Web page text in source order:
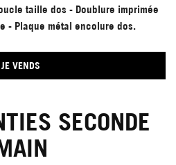
taille dos - Doublure imprimée
- Plaque métal encolure dos.
JE VENDS
SECONDE